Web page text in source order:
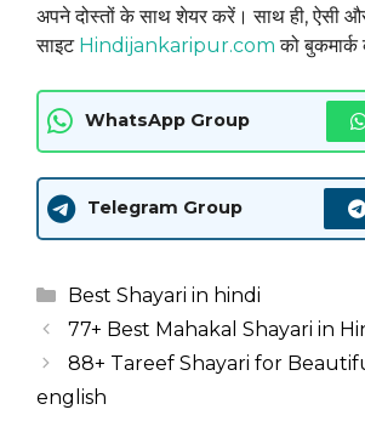
अपने दोस्तों के साथ शेयर करें। साथ ही, ऐसी और
साइट Hindijankaripur.com को
WhatsApp Group
Telegram Group
Categories
Best Shayari in hindi
77+ Best Mahakal Shayari in
88+ Tareef Shayari for
english